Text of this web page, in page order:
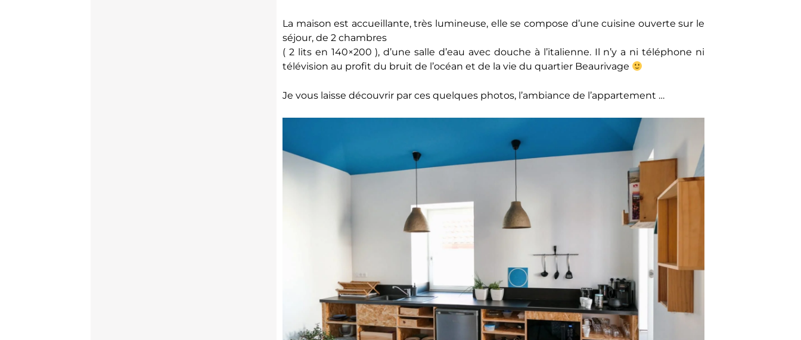
La maison est accueillante, très lumineuse, elle se compose d’une cuisine ouverte sur le
séjour, de 2 chambres
( 2 lits en 140×200 ), d’une salle d’eau avec douche à l’italienne. Il n’y a ni téléphone ni
télévision au profit du bruit de l’océan et de la vie du quartier Beaurivage
Je vous laisse découvrir par ces quelques photos, l’ambiance de l’appartement …